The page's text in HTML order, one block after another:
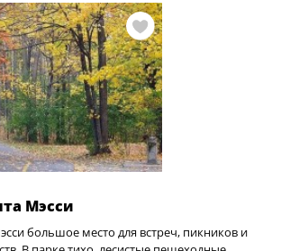
Мэсси
большое место для встреч, пикников и